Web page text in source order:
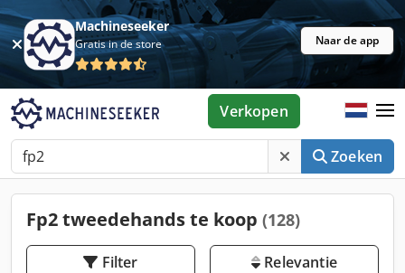
Machineseeker
Gratis in de store Naar de app
Zoeken
Verkopen
Fp2 tweedehands te koop (128)
Filter Relevantie